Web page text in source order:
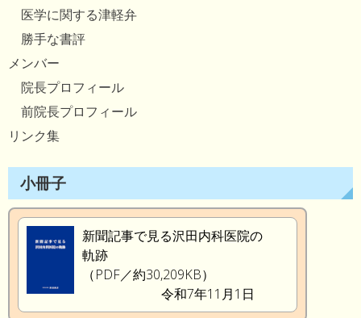
医学に関する津軽弁
勝手な書評
メンバー
院長プロフィール
前院長プロフィール
リンク集
小冊子
新聞記事で見る沢田内科医院の
軌跡
（PDF／約30,209KB）
令和7年11月1日